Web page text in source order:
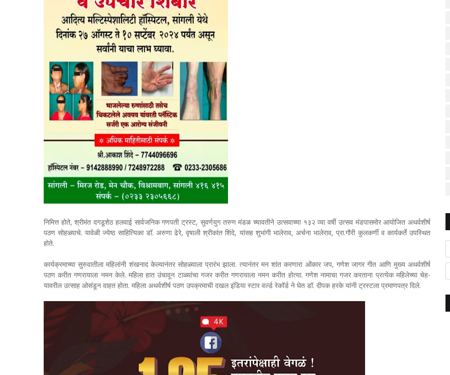
निमित्त होते, श्रीमंत दगडूशेठ हलवाई सार्वजनिक गणपती ट्रस्ट, सुवर्णयुग तरुण मंडळ च्यावतीने उत्सवाच्या १३२ व्या वर्षी उत्सव मंडपासमोर आयोजित अथर्वशीर्ष
पठण सोहळ्याचे. यावेळी ज्येष्ठ साहित्यिका डॉ. अरुणा ढेरे, वृषाली श्रीकांत शिंदे, यांसह शुभांगी भालेराव, अर्चना भालेराव, प्रा.गौरी कुलकर्णी व कार्यकर्ते उपस्थित
होते.
कार्यक्रमाच्या सुरुवातीला महिलांनी शंखनाद केल्यानंतर सोहळ्याला प्रारंभ झाला. त्यानंतर मन शांत करणारा ओंकार जप, गणेश जागर गीत आणि मुख्य अथर्वशीर्ष
पठण करीत गणरायाला नमन केले. महिला हात उंचावून टाळ्यांचा गजर करीत गणरायाला नमन करीत होत्या. गणेश नामाचा गजर करताना प्रत्येक महिलेच्या चेह-
यावरील उत्साह ओसंडून वाहत होता. महिला अथर्वशीर्ष पठण उपक्रमाची दखल इंडिया स्टार वर्ल्ड रेकॉर्ड ने घेत डॉ. दीपक हरके यांनी ट्रस्टला प्रमाणपत्र दिले.